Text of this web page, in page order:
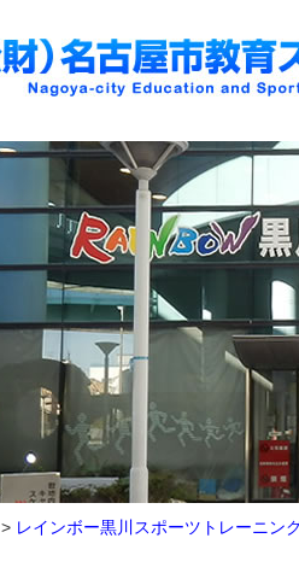
> レインボー黒川スポーツトレーニン